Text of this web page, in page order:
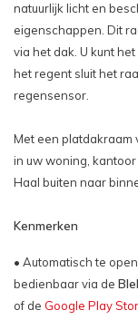
natuurlijk licht en
eigenschappen. Dit
via het dak. U kunt
het regent sluit het
regensensor.
Met een platdakraam
in uw woning,
Haal buiten naar
Kenmerken
• Automatisch te
bedienbaar via de
of de Google Play